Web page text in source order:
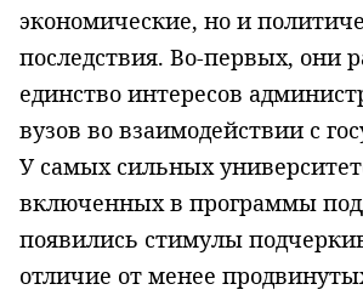
экономические, но и
последствия. Во-первых, они
единство интересов
вузов во взаимодействии с
У самых сильных
включенных в программы
появились стимулы
отличие от менее